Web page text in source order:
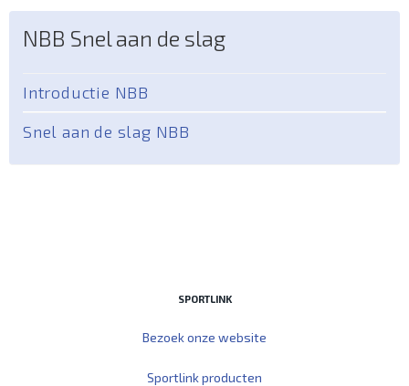
NBB Snel aan de slag
Introductie NBB
Snel aan de slag NBB
SPORTLINK
Bezoek onze website
Sportlink producten